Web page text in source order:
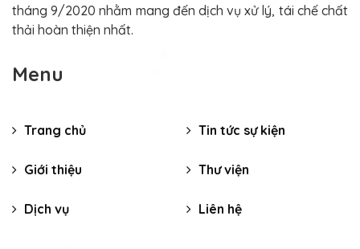
tháng 9/2020 nhằm mang đến dịch vụ xử lý, tái chế chất
thải hoàn thiện nhất.
Menu
Trang chủ
Giới thiệu
Dịch vụ
Tin tức sự kiện
Thư viện
Liên hệ